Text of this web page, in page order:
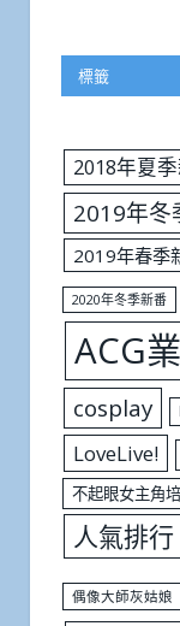
標籤
2018年夏
2019年冬
2019年春季
2020年冬季新番
ACG
cosplay
LoveLive!
不起眼女主角
人氣排行
偶像大師灰姑娘